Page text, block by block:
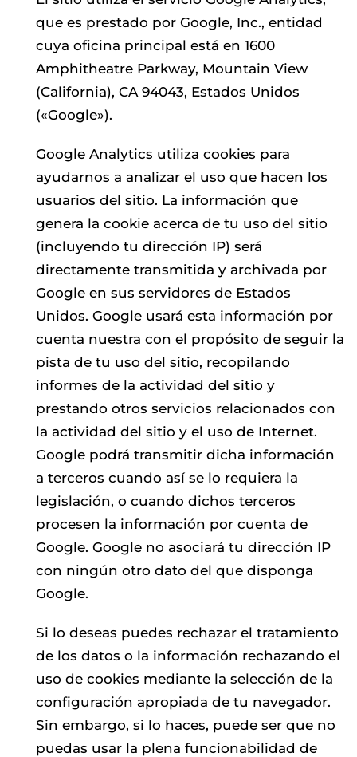
que es prestado por Google, Inc., entidad
cuya oficina principal está en 1600
Amphitheatre Parkway, Mountain View
(California), CA 94043, Estados Unidos
(«Google»).
Google Analytics utiliza cookies para
ayudarnos a analizar el uso que hacen los
usuarios del sitio. La información que
genera la cookie acerca de tu uso del sitio
(incluyendo tu dirección IP) será
directamente transmitida y archivada por
Google en sus servidores de Estados
Unidos. Google usará esta información por
cuenta nuestra con el propósito de seguir la
pista de tu uso del sitio, recopilando
informes de la actividad del sitio y
prestando otros servicios relacionados con
la actividad del sitio y el uso de Internet.
Google podrá transmitir dicha información
a terceros cuando así se lo requiera la
legislación, o cuando dichos terceros
procesen la información por cuenta de
Google. Google no asociará tu dirección IP
con ningún otro dato del que disponga
Google.
Si lo deseas puedes rechazar el tratamiento
de los datos o la información rechazando el
uso de cookies mediante la selección de la
configuración apropiada de tu navegador.
Sin embargo, si lo haces, puede ser que no
puedas usar la plena funcionabilidad de